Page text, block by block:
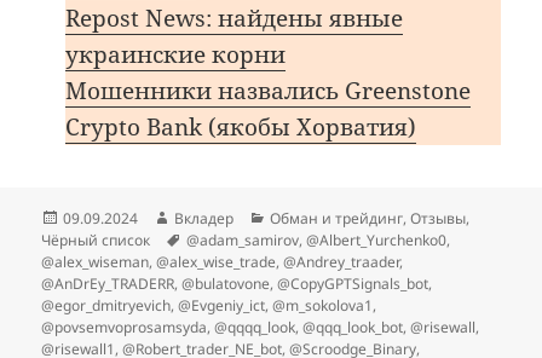
Repost News: найдены явные
украинские корни
Мошенники назвались Greenstone
Сrypto Bank (якобы Хорватия)
Опубликовано
09.09.2024 Автор
Вкладер Рубрики
Обман и трейдинг,Отзывы,
Чёрный список
Метки
@adam_samirov,@Albert_Yurchenko0,
@alex_wiseman,@alex_wise_trade,@Andrey_traader,
@AnDrEy_TRADERR,@bulatovone,@CopyGPTSignals_bot,
@egor_dmitryevich,@Evgeniy_ict,@m_sokolova1,
@povsemvoprosamsyda,@qqqq_look,@qqq_look_bot,@risewall,
@risewall1,@Robert_trader_NE_bot,@Scroodge_Binary,